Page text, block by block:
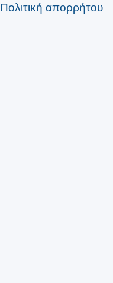
Πολιτική απορρήτου